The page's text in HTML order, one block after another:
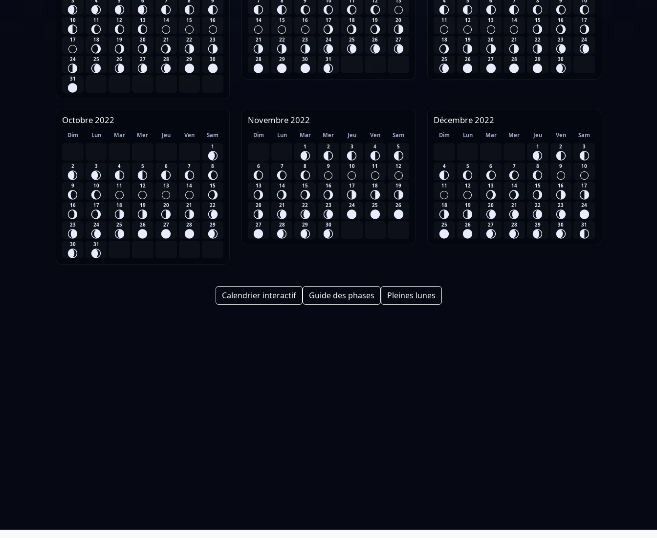
🌒 🌒 🌒 🌒 🌓 🌓 🌓
10
🌓
11
🌔
12
🌔
13
🌔
14
🌕
15
🌕
16
🌕
17
🌕
18
🌖
19
🌖
20
🌖
21
🌖
22
🌗
23
🌗
24
🌗
25
🌘
26
🌘
27
🌘
28
🌘
29
🌑
30
🌑
31
🌑
🌓 🌓 🌔 🌔 🌔 🌔 🌕
14
🌕
15
🌕
16
🌕
17
🌖
18
🌖
19
🌖
20
🌗
21
🌗
22
🌗
23
🌗
24
🌘
25
🌘
26
🌘
27
🌘
28
🌑
29
🌑
30
🌑
31
🌒
🌓 🌓 🌓 🌓 🌔 🌔 🌔
11
🌕
12
🌕
13
🌕
14
🌕
15
🌖
16
🌖
17
🌖
18
🌖
19
🌗
20
🌗
21
🌗
22
🌗
23
🌘
24
🌘
25
🌘
26
🌑
27
🌑
28
🌑
29
🌑
30
🌒
Octobre 2022
Dim Lun Mar Mer Jeu Ven Sam
1
🌒
2
🌒
3
🌒
4
🌓
5
🌓
6
🌓
7
🌔
8
🌔
9
🌔
10
🌔
11
🌕
12
🌕
13
🌕
14
🌕
15
🌖
16
🌖
17
🌖
18
🌗
19
🌗
20
🌗
21
🌗
22
🌘
23
🌘
24
🌘
25
🌘
26
🌑
27
🌑
28
🌑
29
🌒
30
🌒
31
🌒
Novembre 2022
Dim Lun Mar Mer Jeu Ven Sam
1
🌒
2
🌓
3
🌓
4
🌓
5
🌓
6
🌔
7
🌔
8
🌔
9
🌕
10
🌕
11
🌕
12
🌕
13
🌖
14
🌖
15
🌖
16
🌖
17
🌗
18
🌗
19
🌗
20
🌗
21
🌘
22
🌘
23
🌘
24
🌑
25
🌑
26
🌑
27
🌑
28
🌒
29
🌒
30
🌒
Décembre 2022
Dim Lun Mar Mer Jeu Ven Sam
1
🌒
2
🌓
3
🌓
4
🌓
5
🌔
6
🌔
7
🌔
8
🌔
9
🌕
10
🌕
11
🌕
12
🌕
13
🌖
14
🌖
15
🌖
16
🌗
17
🌗
18
🌗
19
🌗
20
🌘
21
🌘
22
🌘
23
🌘
24
🌑
25
🌑
26
🌑
27
🌒
28
🌒
29
🌒
30
🌒
31
🌓
Calendrier interactif Guide des phases Pleines lunes